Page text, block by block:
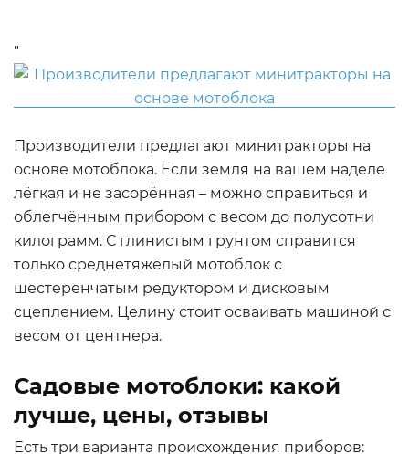
"
Производители предлагают минитракторы на
основе мотоблока. Если земля на вашем наделе
лёгкая и не засорённая – можно справиться и
облегчённым прибором с весом до полусотни
килограмм. С глинистым грунтом справится
только среднетяжёлый мотоблок с
шестеренчатым редуктором и дисковым
сцеплением. Целину стоит осваивать машиной с
весом от центнера.
Садовые мотоблоки: какой
лучше, цены, отзывы
Есть три варианта происхождения приборов: